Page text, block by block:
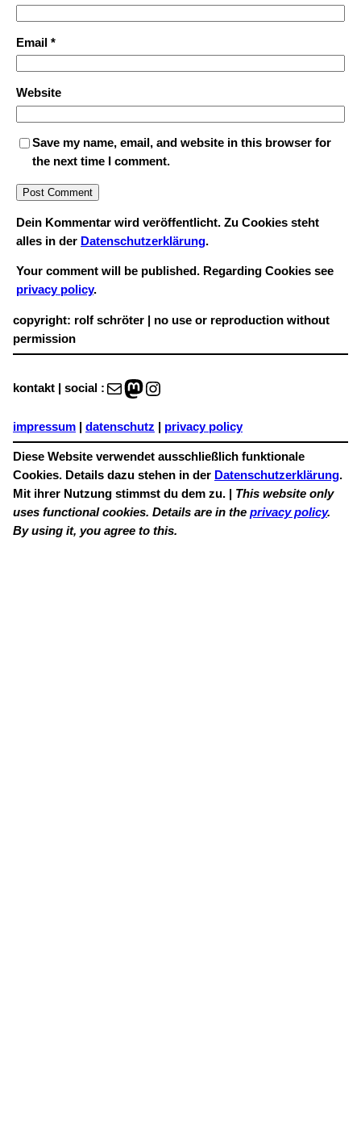
Email *
Website
Save my name, email, and website in this browser for
the next time I comment.
Dein Kommentar wird veröffentlicht. Zu Cookies steht
alles in der Datenschutzerklärung.
Your comment will be published. Regarding Cookies see
privacy policy.
copyright: rolf schröter | no use or reproduction without
permission
kontakt | social : Mail Mastodon Instagram
impressum datenschutz privacy policy
Diese Website verwendet ausschließlich funktionale
Cookies. Details dazu stehen in der Datenschutzerklärung.
Mit ihrer Nutzung stimmst du dem zu. | This website only
uses functional cookies. Details are in the privacy policy.
By using it, you agree to this.